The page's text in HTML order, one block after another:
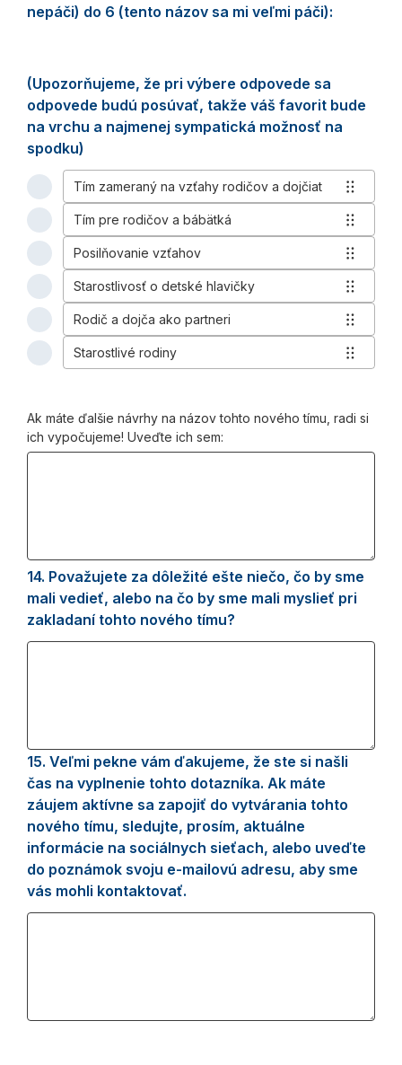
nepáči) do 6 (tento názov sa mi veľmi páči):
(Upozorňujeme, že pri výbere odpovede sa
odpovede budú posúvať, takže váš favorit bude
na vrchu a najmenej sympatická možnosť na
spodku)
1
of
6
-
Tím
zameraný
na
vzťahy
rodičov
a
to
start
reordering
Tím zameraný na vzťahy rodičov a dojčiat
2
of
6
-
Tím
pre
rodičov
a
to
start
reordering
Tím pre rodičov a bábätká
3
of
6
-
Posilňovanie
vzťahov.
start
reordering
Posilňovanie vzťahov
4
of
6
-
Starostlivosť
hlavičky.
Select
Starostlivosť o detské hlavičky
5
of
6
a
dojča
ako
reordering
Rodič a dojča ako partneri
6
-
Starostlivé
rodiny.
Starostlivé rodiny
Ak máte ďalšie návrhy na názov tohto nového tímu, radi si
ich vypočujeme! Uveďte ich sem:
14. Question
14.
Považujete za dôležité ešte niečo, čo by sme
mali vedieť, alebo na čo by sme mali myslieť pri
zakladaní tohto nového tímu?
15. Question
15.
Veľmi pekne vám ďakujeme, že ste si našli
čas na vyplnenie tohto dotazníka. Ak máte
záujem aktívne sa zapojiť do vytvárania tohto
nového tímu, sledujte, prosím, aktuálne
informácie na sociálnych sieťach, alebo uveďte
do poznámok svoju e-mailovú adresu, aby sme
vás mohli kontaktovať.